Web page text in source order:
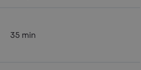
35 min